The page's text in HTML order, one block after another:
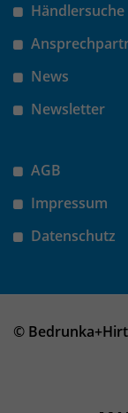
Händlersuche
News
Newsletter
AGB
Impressum
Datenschutz
©
Anbieter
Laufzeit